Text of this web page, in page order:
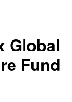
Global
Fund